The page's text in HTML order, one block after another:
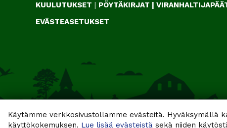
Käytämme verkkosivustollamme evästeitä. Hyväksymällä
käyttökokemuksen. Lue lisää evästeistä sekä niiden
KUULUTUKSET | PÖYTÄKIRJAT |
EVÄSTEASETUKSET